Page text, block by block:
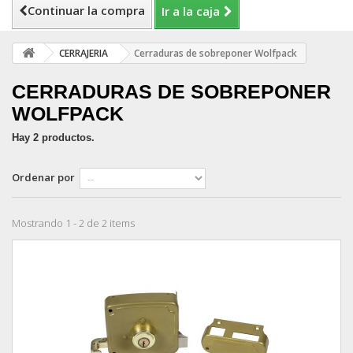
Continuar la compra Ir a la caja
CERRAJERIA Cerraduras de sobreponer Wolfpack
CERRADURAS DE SOBREPONER
WOLFPACK
Hay 2 productos.
Ordenar por
Mostrando 1 - 2 de 2 items